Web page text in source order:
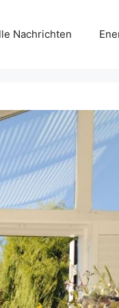
Nachrichten